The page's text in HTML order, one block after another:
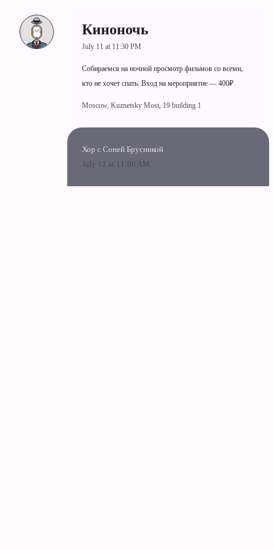
Киноночь
July 11 at 11:30 PM
Собираемся на ночной просмотр фильмов со всеми,
кто не хочет спать. Вход на мероприятие — 400₽.
Moscow, Kuznetsky Most, 19 building 1
Хор с Соней Брусникой
July 12 at 11:00 AM